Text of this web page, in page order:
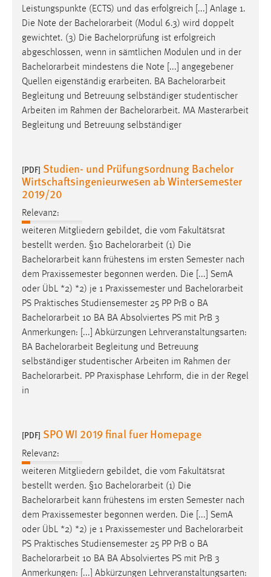
Leistungspunkte (ECTS) und das erfolgreich [...] Anlage 1.
Die Note der Bachelorarbeit (Modul 6.3) wird doppelt
gewichtet. (3) Die Bachelorprüfung ist erfolgreich
abgeschlossen, wenn in sämtlichen Modulen und in der
Bachelorarbeit mindestens die Note [...] angegebener
Quellen eigenständig erarbeiten. BA Bachelorarbeit
Begleitung und Betreuung selbständiger studentischer
Arbeiten im Rahmen der Bachelorarbeit. MA Masterarbeit
Begleitung und Betreuung selbständiger
[PDF] Studien- und Prüfungsordnung Bachelor
Wirtschaftsingenieurwesen ab Wintersemester
2019/20
Relevanz:
weiteren Mitgliedern gebildet, die vom Fakultätsrat
bestellt werden. §10 Bachelorarbeit (1) Die
Bachelorarbeit kann frühestens im ersten Semester nach
dem Praxissemester begonnen werden. Die [...] SemA
oder ÜbL *2) *2) je 1 Praxissemester und Bachelorarbeit
PS Praktisches Studiensemester 25 PP PrB 0 BA
Bachelorarbeit 10 BA BA Absolviertes PS mit PrB 3
Anmerkungen: [...] Abkürzungen Lehrveranstaltungsarten:
BA Bachelorarbeit Begleitung und Betreuung
selbständiger studentischer Arbeiten im Rahmen der
Bachelorarbeit. PP Praxisphase Lehrform, die in der Regel
in
[PDF] SPO WI 2019 final fuer Homepage
Relevanz:
weiteren Mitgliedern gebildet, die vom Fakultätsrat
bestellt werden. §10 Bachelorarbeit (1) Die
Bachelorarbeit kann frühestens im ersten Semester nach
dem Praxissemester begonnen werden. Die [...] SemA
oder ÜbL *2) *2) je 1 Praxissemester und Bachelorarbeit
PS Praktisches Studiensemester 25 PP PrB 0 BA
Bachelorarbeit 10 BA BA Absolviertes PS mit PrB 3
Anmerkungen: [...] Abkürzungen Lehrveranstaltungsarten: